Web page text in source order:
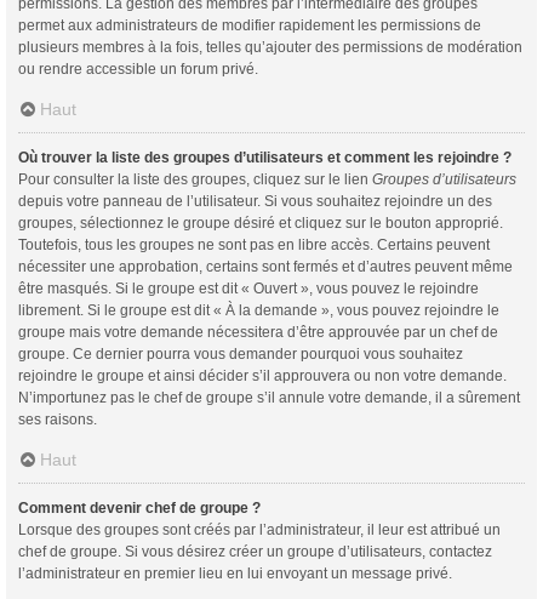
permissions. La gestion des membres par l’intermédiaire des groupes
permet aux administrateurs de modifier rapidement les permissions de
plusieurs membres à la fois, telles qu’ajouter des permissions de modération
ou rendre accessible un forum privé.
Haut
Où trouver la liste des groupes d’utilisateurs et comment les rejoindre ?
Pour consulter la liste des groupes, cliquez sur le lien Groupes d’utilisateurs
depuis votre panneau de l’utilisateur. Si vous souhaitez rejoindre un des
groupes, sélectionnez le groupe désiré et cliquez sur le bouton approprié.
Toutefois, tous les groupes ne sont pas en libre accès. Certains peuvent
nécessiter une approbation, certains sont fermés et d’autres peuvent même
être masqués. Si le groupe est dit « Ouvert », vous pouvez le rejoindre
librement. Si le groupe est dit « À la demande », vous pouvez rejoindre le
groupe mais votre demande nécessitera d’être approuvée par un chef de
groupe. Ce dernier pourra vous demander pourquoi vous souhaitez
rejoindre le groupe et ainsi décider s’il approuvera ou non votre demande.
N’importunez pas le chef de groupe s’il annule votre demande, il a sûrement
ses raisons.
Haut
Comment devenir chef de groupe ?
Lorsque des groupes sont créés par l’administrateur, il leur est attribué un
chef de groupe. Si vous désirez créer un groupe d’utilisateurs, contactez
l’administrateur en premier lieu en lui envoyant un message privé.